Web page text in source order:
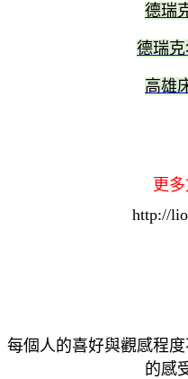
德瑞
德瑞
高雄
更
http://
每個人的喜好與觀感程
的感